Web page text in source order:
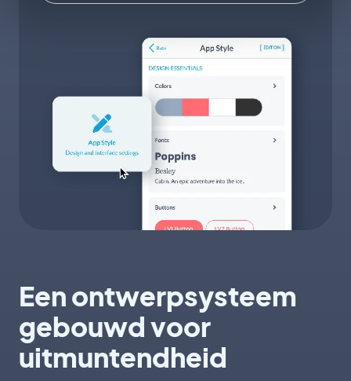
Een ontwerpsysteem
gebouwd voor
uitmuntendheid